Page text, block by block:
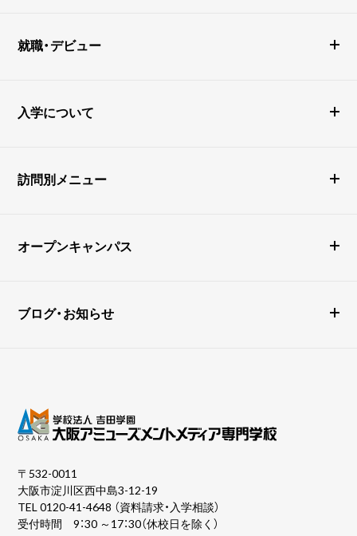
就職・デビュー
入学について
訪問別メニュー
オープンキャンパス
ブログ・お知らせ
〒532-0011
大阪市淀川区西中島3-12-19
TEL0120-41-4648 （資料請求・入学相談）
受付時間 9：30 ～17：30（休校日を除く）